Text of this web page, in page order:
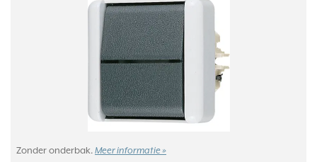
Zonder onderbak. Meer informatie »